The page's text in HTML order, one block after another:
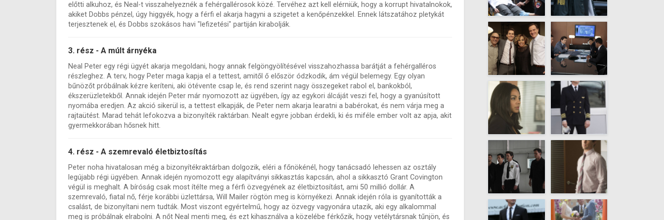
előtti alkuhoz, és Neal-t visszahelyeznék a fehérgallérosok közé. Tervéhez azt kell elérniük, hogy a korrupt hivatalnokok,
akiket Dobbs pénzel, úgy higgyék, hogy a férfi el akarja hagyni a szigetet a kenőpénzekkel. Ennek látszatához pletykát
terjesztenek el, és Dobbs szokásos havi "lefizetési" partiján kirabolják.
3. rész - A múlt árnyéka
Neal Peter egy régi ügyét akarja megoldani, hogy annak felgöngyölítésével visszahozhassa barátját a fehérgalléros
részleghez. A terv, hogy Peter maga kapja el a tettest, amitől ő először ódzkodik, ám végül belemegy. Egy olyan
bűnözőt próbálnak kézre keríteni, aki ötévente csap le, és rend szerint nagy összegeket rabol el, bankokból,
ékszerüzletekből. Annak idején Peter már nyomozott az ügyében, így az egykori álcáját veszi fel, hogy a gyanúsított
nyomába eredjen. Az akció sikerül is, a tettest elkapják, de Peter nem akarja learatni a babérokat, és nem várja meg a
rajtaütést. Marad tehát lefokozva a bizonyíték raktárban. Nealt egyre jobban érdekli, ki és miféle ember volt az apja, akit
gyermekkorában hősnek hitt.
4. rész - A szemrevaló életbiztosítás
Peter noha hivatalosan még a bizonyítékraktárban dolgozik, eléri a főnökénél, hogy tanácsadó lehessen az osztály
legújabb régi ügyében. Annak idején nyomozott egy alapítványi sikkasztás kapcsán, ahol a sikkasztó Grant Covington
végül is meghalt. A bíróság csak most ítélte meg a férfi özvegyének az életbiztosítást, ami 50 millió dollár. A
szemrevaló, fiatal nő, férje korábbi üzlettársa, Will Mailer rögtön meg is környékezi. Annak idején róla is gyanították a
csalást, de bizonyítani nem tudták. Most viszont egyértelmű, hogy az özvegy vagyonára utazik, aki egy alkalommal
meg is próbálnak elrabolni. A nőt Neal menti meg, és ezt kihasználva a közelébe férkőzik, hogy vetélytársnak tűnjön, és